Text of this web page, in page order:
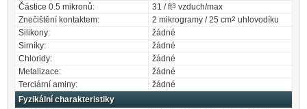
Částice 0.5 mikronů:
31 / ft3 vzduch/max
Znečištění kontaktem:
2 mikrogramy / 25 cm2 uhlovodíku
Silikony:
žádné
Sirníky:
žádné
Chloridy:
žádné
Metalizace:
žádné
Terciární aminy:
žádné
Fyzikální charakteristiky